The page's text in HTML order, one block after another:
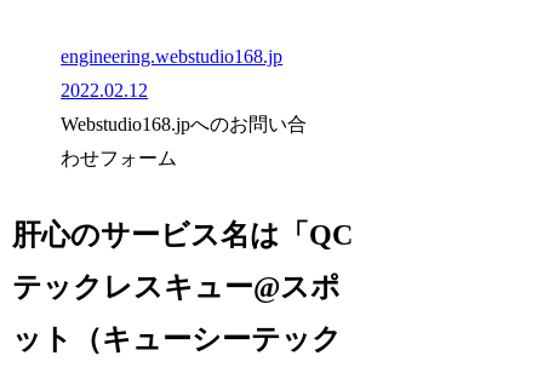
engineering.webstudio168.jp
2022.02.12
Webstudio168.jpへのお問い合
わせフォーム
肝心のサービス名は「 QC
テックレスキュー@スポ
ット
（キューシーテック